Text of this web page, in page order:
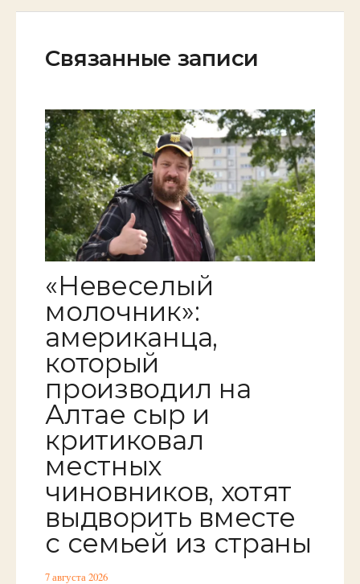
Связанные записи
«Невеселый
молочник»:
американца,
который
производил на
Алтае сыр и
критиковал
местных
чиновников, хотят
выдворить вместе
с семьей из страны
7 августа 2026